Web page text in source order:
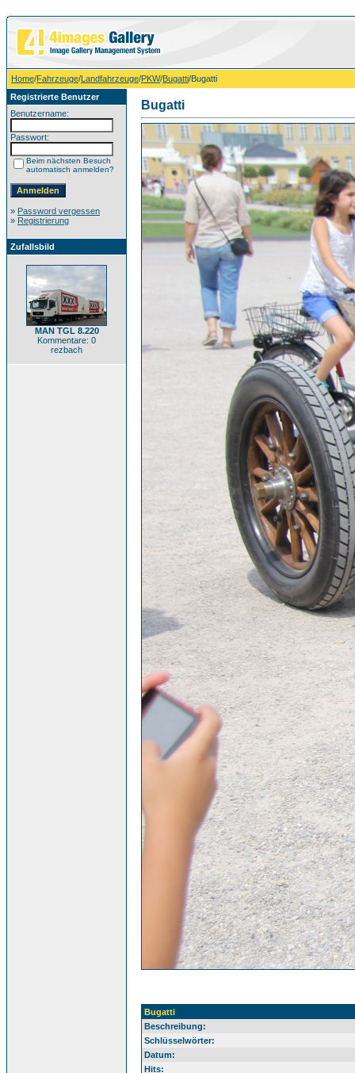
Home/Fahrzeuge/Landfahrzeuge/PKW/Bugatti/Bugatti
Registrierte Benutzer
Benutzername:
Passwort:
Beim nächsten Besuch
automatisch anmelden?
» Password vergessen
» Registrierung
Zufallsbild
MAN TGL 8.220
Kommentare: 0
rezbach
Bugatti
Bugatti
Beschreibung:
Schlüsselwörter:
Datum:
Hits: